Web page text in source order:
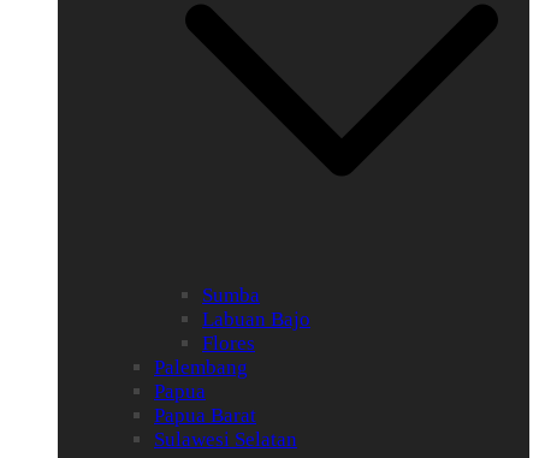
Sumba
Labuan Bajo
Flores
Palembang
Papua
Papua Barat
Sulawesi Selatan